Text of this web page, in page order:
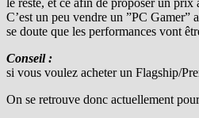
C’est un peu vendre un ”PC
se doute que les performances vont
Conseil :
si vous voulez acheter un Flagship/
On se retrouve donc actuellement